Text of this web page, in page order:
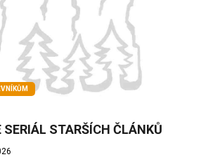
STARŠÍCH ČLÁNKŮ